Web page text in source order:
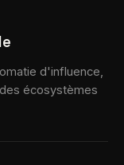
d'influence,
écosystèmes